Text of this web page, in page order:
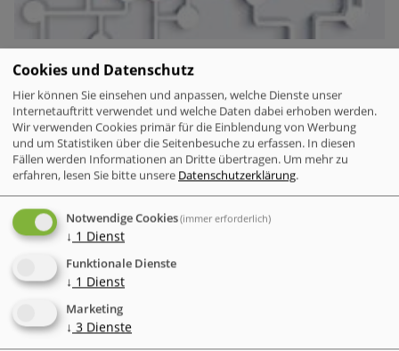
Auf die Daten von Ebay- und Paypal-Nutzern hatten es
Phisher im vergangenen Jahr besonders abgesehen. Zu
diesem Schluss kommt der Kaspersky-Experte Konstantin
Kornakov nach Auswertung einer Studie des
Sicherheitsunternehmens Netcraft.
Details zum WMF-Hotfix
Cookies und Datenschutz
Hier können Sie einsehen und anpassen, welche Dienste unser
Internetauftritt verwendet und welche Daten dabei erhoben werden.
Wir verwenden Cookies primär für die Einblendung von Werbung
und um Statistiken über die Seitenbesuche zu erfassen. In diesen
Fällen werden Informationen an Dritte übertragen. Um mehr zu
erfahren, lesen Sie bitte unsere Datenschutzerklärung.
Notwendige Cookies(immer erforderlich)
↓ 1 Dienst
Funktionale Dienste
↓ 1 Dienst
Marketing
↓ 3 Dienste